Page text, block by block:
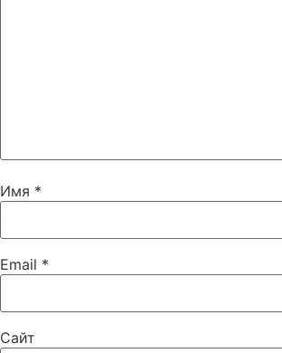
Имя *
Email *
Сайт